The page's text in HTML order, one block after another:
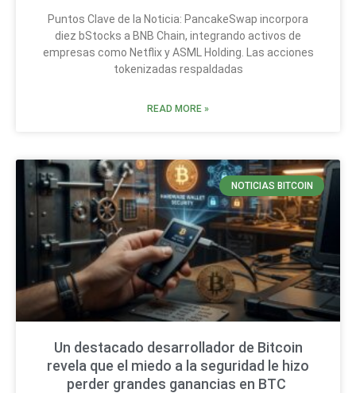
Puntos Clave de la Noticia: PancakeSwap incorpora
diez bStocks a BNB Chain, integrando activos de
empresas como Netflix y ASML Holding. Las acciones
tokenizadas respaldadas
READ MORE »
NOTICIAS BITCOIN
Un destacado desarrollador de Bitcoin
revela que el miedo a la seguridad le hizo
perder grandes ganancias en BTC